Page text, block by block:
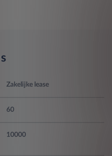
Zakelijke lease
60
10000